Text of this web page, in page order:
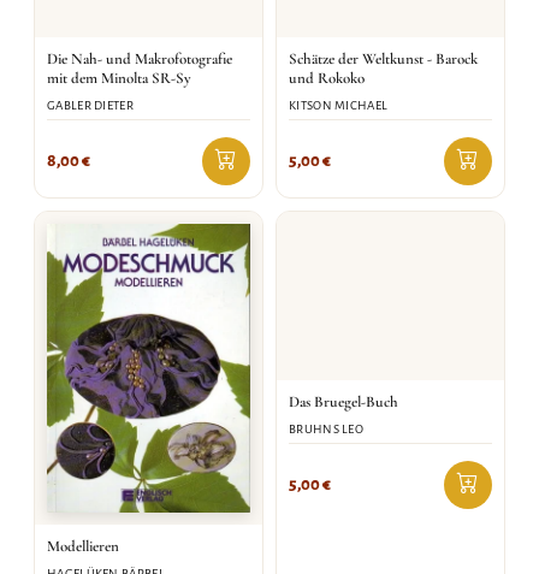
Die Nah- und Makrofotografie
mit dem Minolta SR-Sy
GABLER DIETER
8,00€
Schätze der Weltkunst - Barock
und Rokoko
KITSON MICHAEL
5,00€
Modellieren
Das Bruegel-Buch
BRUHNS LEO
5,00€